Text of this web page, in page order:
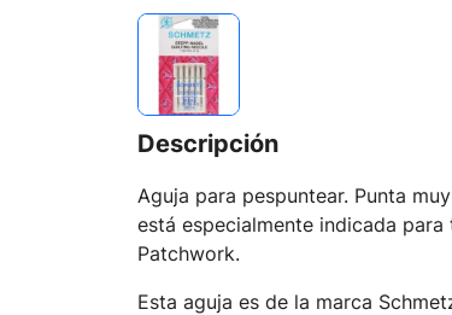
Descripción
Aguja para pespuntear. Punta
está especialmente indicada
Patchwork.
Esta aguja es de la marca